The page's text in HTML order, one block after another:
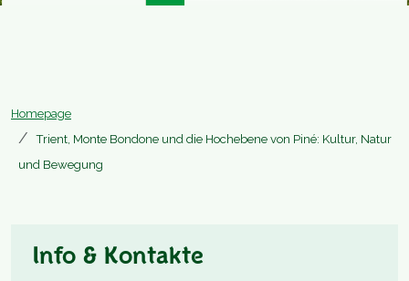
Homepage
Trient, Monte Bondone und die Hochebene von Piné: Kultur, Natur
und Bewegung
Info & Kontakte